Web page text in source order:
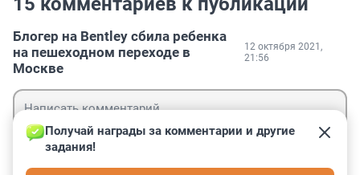
Блогер на Bentley сбила ребенка
на пешеходном переходе в
Москве
12 октября 2021,
21:56
Получай награды за комментарии и другие
задания!